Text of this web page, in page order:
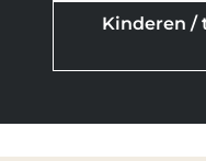
Kinderen /